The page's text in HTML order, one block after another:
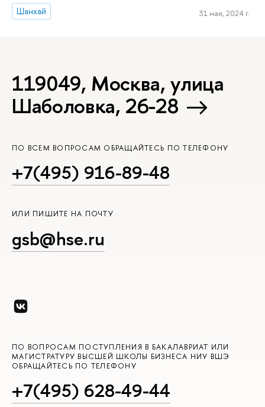
Шанхай
31 мая, 2024 г.
119049, Москва, улица
Шаболовка, 26-28
ПО ВСЕМ ВОПРОСАМ ОБРАЩАЙТЕСЬ ПО ТЕЛЕФОНУ
+7(495) 916-89-48
ИЛИ ПИШИТЕ НА ПОЧТУ
gsb@hse.ru
ПО ВОПРОСАМ ПОСТУПЛЕНИЯ В БАКАЛАВРИАТ ИЛИ
МАГИСТРАТУРУ ВЫСШЕЙ ШКОЛЫ БИЗНЕСА НИУ ВШЭ
ОБРАЩАЙТЕСЬ ПО ТЕЛЕФОНУ
+7(495) 628-49-44